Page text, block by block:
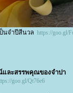
นจำปีสีนวล https://goo.gl/
และสรรพคุณของจำปา
goo.gl/Qt76e6